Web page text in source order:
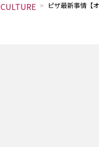
CULTURE ピザ最新事情【